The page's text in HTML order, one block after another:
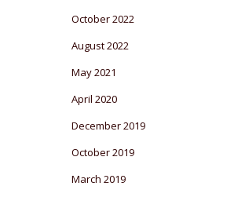
October 2022
August 2022
May 2021
April 2020
December 2019
October 2019
March 2019